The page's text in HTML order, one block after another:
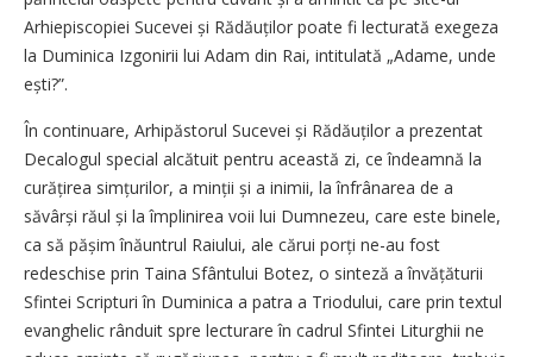
Arhiepiscopiei Sucevei și Rădăuților poate fi lecturată exegeza
la Duminica Izgonirii lui Adam din Rai, intitulată „Adame, unde
ești?”.
În continuare, Arhipăstorul Sucevei și Rădăuților a prezentat
Decalogul special alcătuit pentru această zi, ce îndeamnă la
curățirea simțurilor, a minții și a inimii, la înfrânarea de a
săvârși răul și la împlinirea voii lui Dumnezeu, care este binele,
ca să pășim înăuntrul Raiului, ale cărui porți ne-au fost
redeschise prin Taina Sfântului Botez, o sinteză a învățăturii
Sfintei Scripturi în Duminica a patra a Triodului, care prin textul
evanghelic rânduit spre lecturare în cadrul Sfintei Liturghii ne